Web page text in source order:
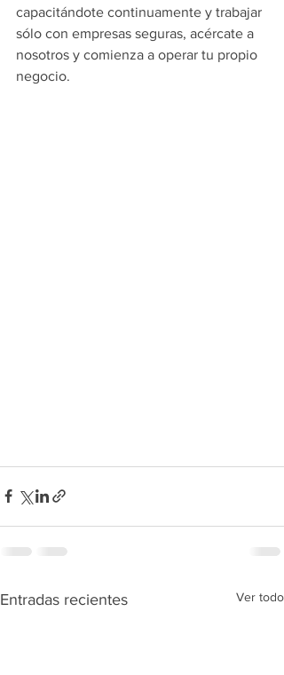
capacitándote continuamente y trabajar
sólo con empresas seguras, acércate a
nosotros y comienza a operar tu propio
negocio.
Entradas recientes Ver todo